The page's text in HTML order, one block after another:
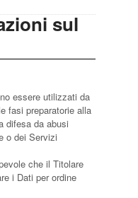
sul
essere utilizzati da
fasi preparatorie alla
difesa da abusi
o dei Servizi
che il Titolare
i Dati per ordine